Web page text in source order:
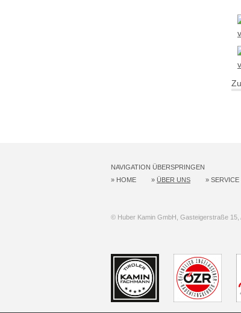
NAVIGATION ÜBERSPRINGEN
» HOME » ÜBER UNS » SERVICE
© Huber Kamin GmbH, Gasteigerstraße 15,